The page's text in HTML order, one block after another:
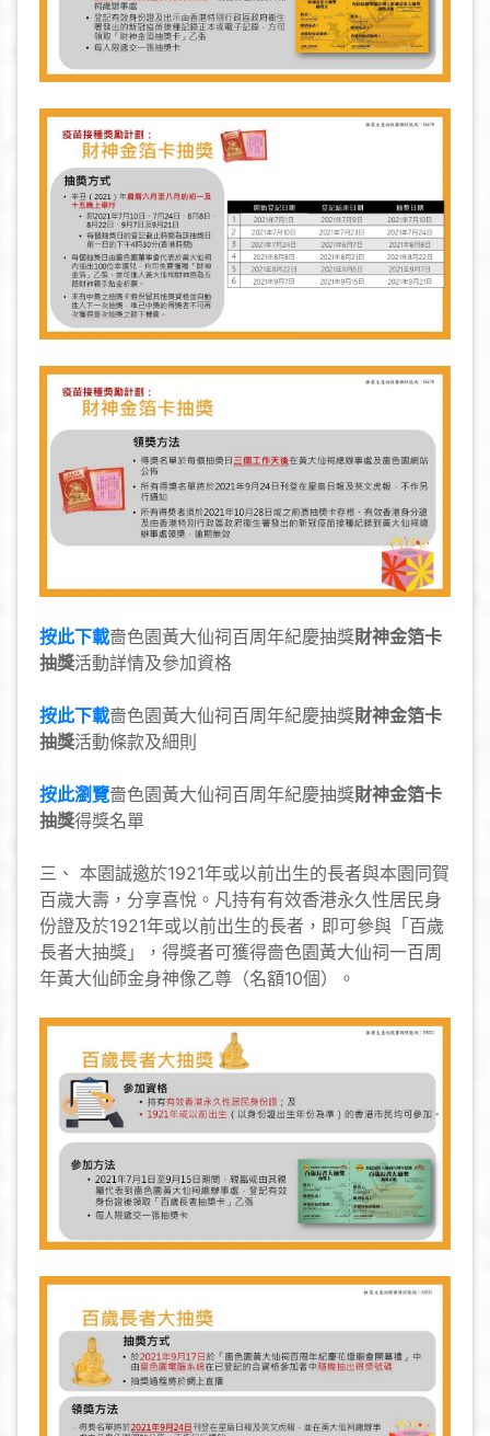
按此下載嗇色園黃大仙祠百周年紀慶抽獎財神金箔卡
抽獎活動詳情及參加資格
按此下載嗇色園黃大仙祠百周年紀慶抽獎財神金箔卡
抽獎活動條款及細則
按此瀏覽嗇色園黃大仙祠百周年紀慶抽獎財神金箔卡
抽獎得獎名單
三、 本園誠邀於1921年或以前出生的長者與本園同賀
百歲大壽，分享喜悅。凡持有有效香港永久性居民身
份證及於1921年或以前出生的長者，即可參與「百歲
長者大抽獎」，得獎者可獲得嗇色園黃大仙祠一百周
年黃大仙師金身神像乙尊（名額10個）。